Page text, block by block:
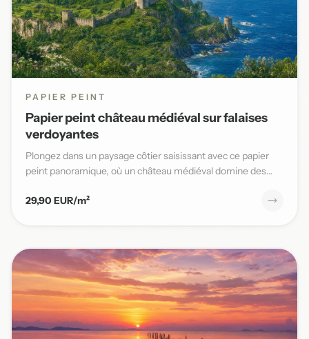
PAPIER PEINT
Papier peint château médiéval sur falaises
verdoyantes
Plongez dans un paysage côtier saisissant avec ce papier
peint panoramique, où un château médiéval domine des
29,90 EUR/m²